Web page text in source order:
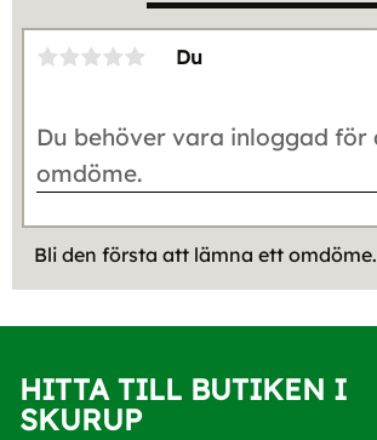
Du
Bli den första att lämna ett omdöme.
HITTA TILL BUTIKEN I
SKURUP